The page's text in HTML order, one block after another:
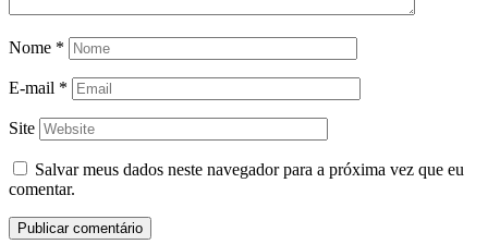
Nome *
E-mail *
Site
Salvar meus dados neste navegador para a próxima vez que eu
comentar.